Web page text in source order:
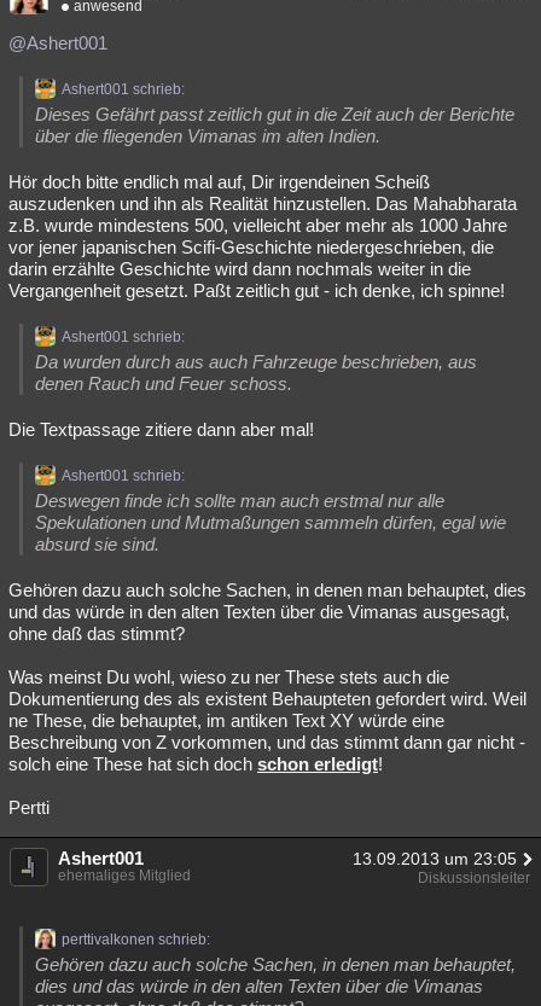
anwesend
@Ashert001
Ashert001 schrieb:
Dieses Gefährt passt zeitlich gut in die Zeit auch der Berichte
über die fliegenden Vimanas im alten Indien.
Hör doch bitte endlich mal auf, Dir irgendeinen Scheiß
auszudenken und ihn als Realität hinzustellen. Das Mahabharata
z.B. wurde mindestens 500, vielleicht aber mehr als 1000 Jahre
vor jener japanischen Scifi-Geschichte niedergeschrieben, die
darin erzählte Geschichte wird dann nochmals weiter in die
Vergangenheit gesetzt. Paßt zeitlich gut - ich denke, ich spinne!
Ashert001 schrieb:
Da wurden durch aus auch Fahrzeuge beschrieben, aus
denen Rauch und Feuer schoss.
Die Textpassage zitiere dann aber mal!
Ashert001 schrieb:
Deswegen finde ich sollte man auch erstmal nur alle
Spekulationen und Mutmaßungen sammeln dürfen, egal wie
absurd sie sind.
Gehören dazu auch solche Sachen, in denen man behauptet, dies
und das würde in den alten Texten über die Vimanas ausgesagt,
ohne daß das stimmt?
Was meinst Du wohl, wieso zu ner These stets auch die
Dokumentierung des als existent Behaupteten gefordert wird. Weil
ne These, die behauptet, im antiken Text XY würde eine
Beschreibung von Z vorkommen, und das stimmt dann gar nicht -
solch eine These hat sich doch schon erledigt!
Pertti
Ashert001 13.09.2013 um 23:05
ehemaliges Mitglied Diskussionsleiter
perttivalkonen schrieb:
Gehören dazu auch solche Sachen, in denen man behauptet,
dies und das würde in den alten Texten über die Vimanas